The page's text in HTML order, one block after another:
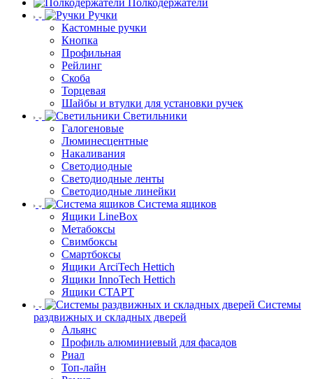
Полкодержатели
Ручки
Кастомные ручки
Кнопка
Профильная
Рейлинг
Скоба
Торцевая
Шайбы и втулки для установки ручек
Светильники
Галогеновые
Люминесцентные
Накаливания
Светодиодные
Светодиодные ленты
Светодиодные линейки
Система ящиков
Ящики LineBox
Метабоксы
Свимбоксы
Смартбоксы
Ящики ArciTech Hettich
Ящики InnoTech Hettich
Ящики СТАРТ
Системы
раздвижных и складных дверей
Альянс
Профиль алюминиевый для фасадов
Риал
Топ-лайн